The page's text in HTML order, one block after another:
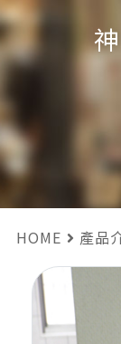
HOME 產品